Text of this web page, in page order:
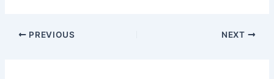
PREVIOUS NEXT